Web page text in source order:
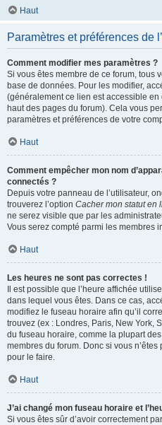
Haut
Paramètres et préférences de
Comment modifier mes paramètres ?
Si vous êtes membre de ce forum, tous
base de données. Pour les modifier,
(généralement ce lien est accessible en
haut des pages du forum). Cela vous
paramètres et préférences de votre
Haut
Comment empêcher mon nom
connectés ?
Depuis votre panneau de l’utilisateur,
trouverez l’option Cacher mon statut en
ne serez visible que par les
Vous serez compté parmi les membres
Haut
Les heures ne sont pas correctes !
Il est possible que l’heure affichée
dans lequel vous êtes. Dans ce cas,
modifiez le fuseau horaire afin qu’il
trouvez (ex : Londres, Paris, New York,
du fuseau horaire, comme la plupart
membres du forum. Donc si vous
pour le faire.
Haut
J’ai changé mon fuseau horaire et
Si vous êtes sûr d’avoir correctement